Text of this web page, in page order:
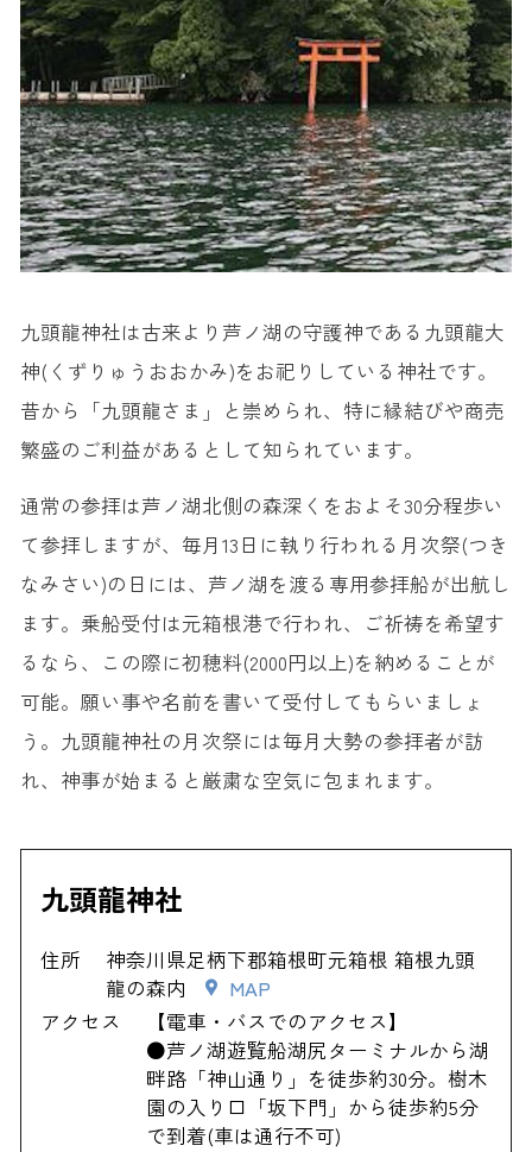
九頭龍神社は古来より芦ノ湖の守護神である九頭龍大
神(くずりゅうおおかみ)をお祀りしている神社です。
昔から「九頭龍さま」と崇められ、特に縁結びや商売
繁盛のご利益があるとして知られています。
通常の参拝は芦ノ湖北側の森深くをおよそ30分程歩い
て参拝しますが、毎月13日に執り行われる月次祭(つき
なみさい)の日には、芦ノ湖を渡る専用参拝船が出航し
ます。乗船受付は元箱根港で行われ、ご祈祷を希望す
るなら、この際に初穂料(2000円以上)を納めることが
可能。願い事や名前を書いて受付してもらいましょ
う。九頭龍神社の月次祭には毎月大勢の参拝者が訪
れ、神事が始まると厳粛な空気に包まれます。
九頭龍神社
住所
神奈川県足柄下郡箱根町元箱根 箱根九頭
龍の森内
MAP
アクセス
【電車・バスでのアクセス】
●芦ノ湖遊覧船湖尻ターミナルから湖
畔路「神山通り」を徒歩約30分。樹木
園の入り口「坂下門」から徒歩約5分
で到着(車は通行不可)